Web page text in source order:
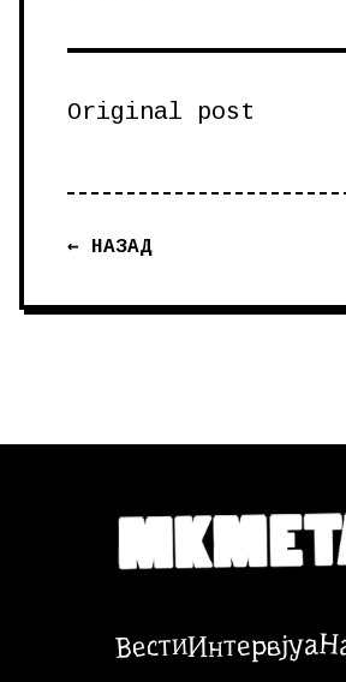
Original post
← НАЗАД
ВестиИнтервјуа